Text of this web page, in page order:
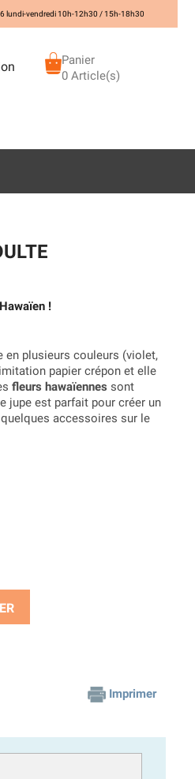
lundi-vendredi 10h-12h30 / 15h-18h30
Panier
0 Article(s)
!
en plusieurs couleurs (violet,
papier crépon et elle
fleurs hawaïennes sont
jupe est parfait pour créer un
accessoires sur le
Imprimer